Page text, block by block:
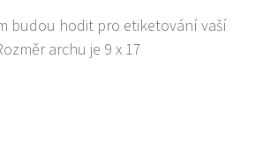
budou hodit pro etiketování vaší
archu je 9 x 17